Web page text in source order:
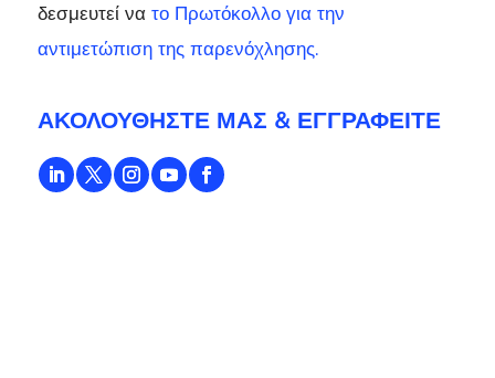
δεσμευτεί να το Πρωτόκολλο για την
αντιμετώπιση της παρενόχλησης.
ΑΚΟΛΟΥΘΉΣΤΕ ΜΑΣ & ΕΓΓΡΑΦΕΊΤΕ